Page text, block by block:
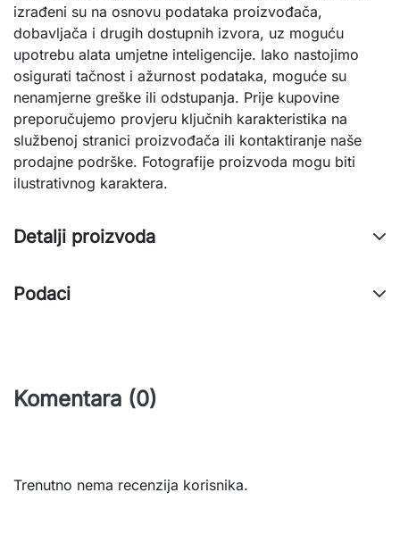
izrađeni su na osnovu podataka proizvođača,
dobavljača i drugih dostupnih izvora, uz moguću
upotrebu alata umjetne inteligencije. Iako nastojimo
osigurati tačnost i ažurnost podataka, moguće su
nenamjerne greške ili odstupanja. Prije kupovine
preporučujemo provjeru ključnih karakteristika na
službenoj stranici proizvođača ili kontaktiranje naše
prodajne podrške. Fotografije proizvoda mogu biti
ilustrativnog karaktera.
Detalji proizvoda
Podaci
Komentara (0)
Trenutno nema recenzija korisnika.